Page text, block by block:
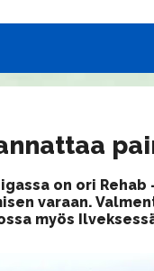
on ori
varaan.
myös